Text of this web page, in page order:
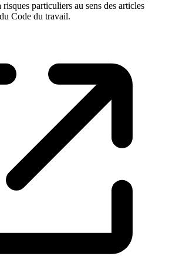
particuliers au sens des articles
Code du travail.